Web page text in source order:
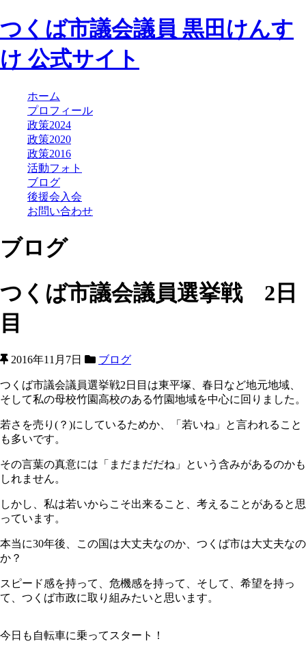
つくば市議会議員 黒田けんす
け 公式サイト
ホーム
プロフィール
政策2024
政策2020
政策2016
活動フォト
ブログ
後援会入会
お問い合わせ
ブログ
つくば市議会議員選挙戦 2日
目
2016年11月7日 ブログ
つくば市議会議員選挙戦2日目は東平塚、春日など地元地域、
そして私の母校竹園高校のある竹園地域を中心に回りました。
若さを売り(？)にしているためか、「若いね」と言われること
も多いです。
その言葉の真意には「まだまだだね」という含みがあるのかも
しれません。
しかし、私は若いからこそ出来ること、考えることがあると思
っています。
本当に30年後、この国は大丈夫なのか、つくば市は大丈夫なの
か？
スピード感を持って、危機感を持って、そして、希望を持っ
て、つくば市政に取り組みたいと思います。
今日も自転車に乗ってスタート！